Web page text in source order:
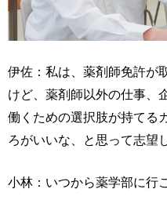
伊佐：私は、薬剤師免許が
けど、薬剤師以外の仕事、
働くための選択肢が持てる
ろがいいな、と思って志望
小林：いつから薬学部に行